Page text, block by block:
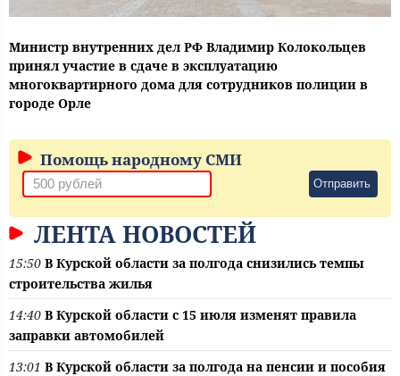
Министр внутренних дел РФ Владимир Колокольцев
принял участие в сдаче в эксплуатацию
многоквартирного дома для сотрудников полиции в
городе Орле
Помощь народному СМИ
Отправить
ЛЕНТА НОВОСТЕЙ
15:50 В Курской области за полгода снизились темпы
строительства жилья
14:40 В Курской области с 15 июля изменят правила
заправки автомобилей
13:01 В Курской области за полгода на пенсии и пособия